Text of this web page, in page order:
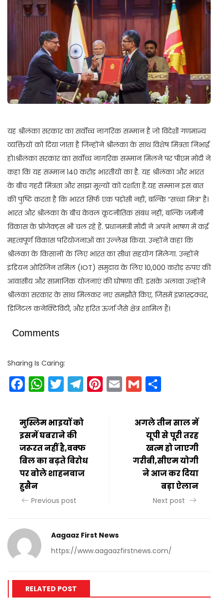
यह श्रीलंका सरकार का सर्वोच्च नागरिक सम्मान है जो विदेशी गणमान्य
व्यक्तियों को दिया जाता है जिन्होंने श्रीलंका के साथ विशेष मित्रता निभाई
हो।श्रीलंका सरकार का सर्वोच्च नागरिक सम्मान मिलने पर पीएम मोदी ने
कहा कि यह सम्मान 140 करोड़ भारतीयों का है. यह श्रीलंका और भारत
के बीच गहरी मित्रता और साझा मूल्यों को दर्शाता है.यह सम्मान इस बात
की पुष्टि करता है कि भारत सिर्फ एक पड़ोसी नहीं, बल्कि “सच्चा मित्र” है।
भारत और श्रीलंका के बीच केवल कूटनीतिक संबंध नहीं, बल्कि जमीनी
विकास के प्रोजेक्ट्स भी चल रहे हैं. प्रधानमंत्री मोदी ने अपने भाषण में कई
महत्वपूर्ण विकास परियोजनाओं का उल्लेख किया. उन्होंने कहा कि
श्रीलंका के किसानों के लिए भारत का सीधा सहयोग मिलेगा. उन्होंने
इंडियन ओरिजिन तमिल (IOT) समुदाय के लिए 10,000 करोड़ रुपए की
आवासीय और सामाजिक योजनाएं की घोषणा की. इसके अलावा उन्होंने
श्रीलंका सरकार के साथ मिलकर नए समझौते किए, जिसमें इंफ्रास्ट्रक्चर,
डिजिटल कनेक्टिविटी, और हरित ऊर्जा जैसे क्षेत्र शामिल हैं।
Comments
Sharing Is Caring:
Facebook
WhatsApp
Twitter
Telegram
Pinterest
EmailGmail
मुस्लिम भाइयों को
इसमें घबराने की
जरूरत नहीं है,वक्फ
बिल का बढ़ते विरोध
पर बोले शाहनवाज
हुसैन
Previous post
अगले तीन साल में
यूपी से पूरी तरह
खत्म हो जाएगी
गरीबी,सीएम योगी
ने आज कर दिया
बड़ा ऐलान
Next post
Aagaaz First News
https://www.aagaazfirstnews.com/
RELATED POST